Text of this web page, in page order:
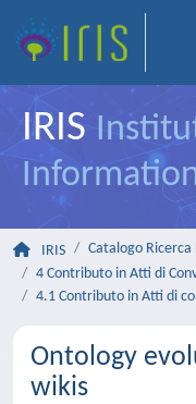
IRIS
IRIS
Catalogo Ricerca
4 Contributo in Atti di
4.1 Contributo in Atti di
Ontology
wikis